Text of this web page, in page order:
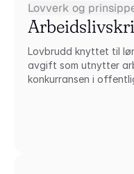
Lovverk og
Lovbrudd knyttet til
avgift som utnytter
konkurransen i